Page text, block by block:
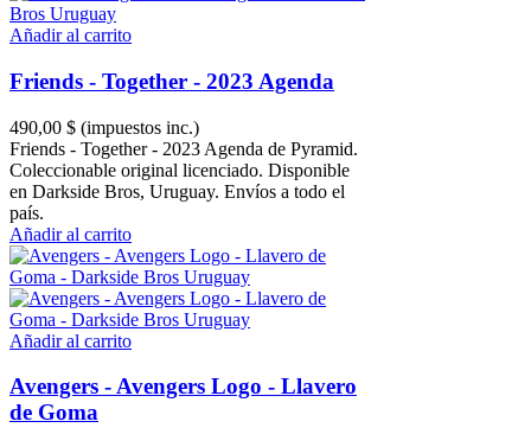
Añadir al carrito
Friends - Together - 2023 Agenda
490,00 $ (impuestos inc.)
Friends - Together - 2023 Agenda de Pyramid.
Coleccionable original licenciado. Disponible
en Darkside Bros, Uruguay. Envíos a todo el
país.
Añadir al carrito
Añadir al carrito
Avengers - Avengers Logo - Llavero
de Goma